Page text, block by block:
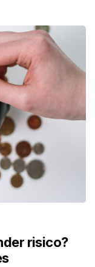
risico?